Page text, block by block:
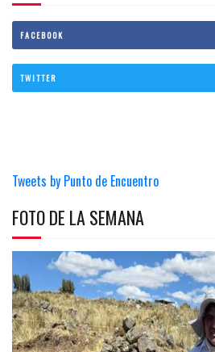
FACEBOOK
TWITTER
Tweets by Punto de Encuentro
FOTO DE LA SEMANA